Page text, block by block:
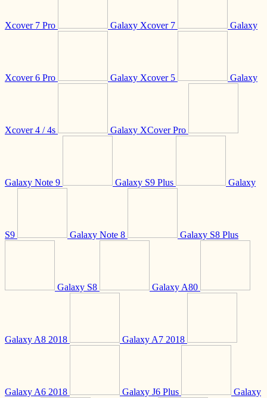
Xcover 7 Pro Galaxy Xcover 7 Galaxy
Xcover 6 Pro Galaxy Xcover 5 Galaxy
Xcover 4 / 4s Galaxy XCover Pro
Galaxy Note 9 Galaxy S9 Plus Galaxy
S9 Galaxy Note 8 Galaxy S8 Plus
Galaxy S8 Galaxy A80
Galaxy A8 2018 Galaxy A7 2018
Galaxy A6 2018 Galaxy J6 Plus Galaxy